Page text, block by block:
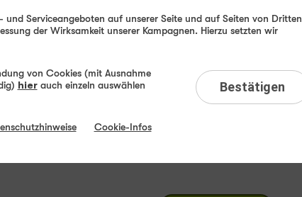
Speicher-128 GB
und Serviceangeboten auf unserer Seite und auf Seiten von Dritten
der Wirksamkeit unserer Kampagnen. Hierzu setzten wir
von Cookies (mit Ausnahme
hierauch einzeln auswählen
Bestätigen
Cookie-Infos